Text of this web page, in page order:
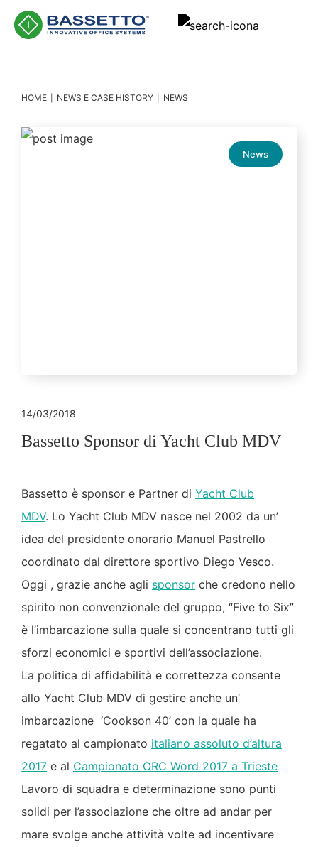
Main Navigation
HOME NEWS E CASE HISTORY NEWS
News
14/03/2018
Bassetto Sponsor di Yacht Club MDV
Bassetto è sponsor e Partner di Yacht Club
MDV. Lo Yacht Club MDV nasce nel 2002 da un’
idea del presidente onorario Manuel Pastrello
coordinato dal direttore sportivo Diego Vesco.
Oggi , grazie anche agli sponsor che credono nello
spirito non convenzionale del gruppo, “Five to Six”
è l’imbarcazione sulla quale si concentrano tutti gli
sforzi economici e sportivi dell’associazione.
La politica di affidabilità e correttezza consente
allo Yacht Club MDV di gestire anche un’
imbarcazione ‘Cookson 40’ con la quale ha
regatato al campionato italiano assoluto d’altura
2017 e al Campionato ORC Word 2017 a Trieste
Lavoro di squadra e determinazione sono punti
solidi per l’associazione che oltre ad andar per
mare svolge anche attività volte ad incentivare